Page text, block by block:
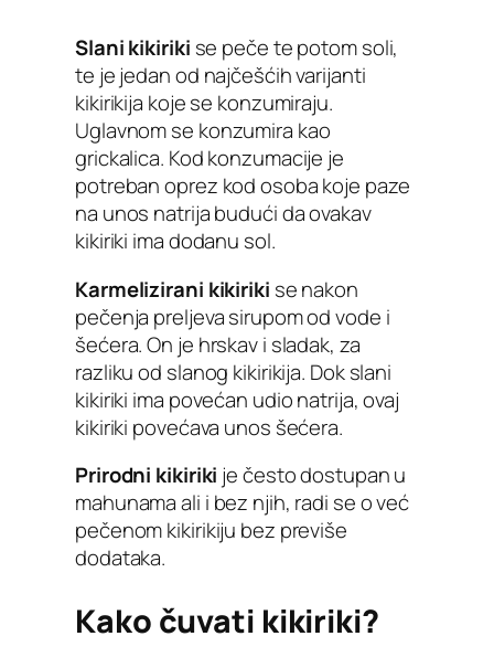
Slani kikiriki se peče te potom soli,
te je jedan od najčešćih varijanti
kikirikija koje se konzumiraju.
Uglavnom se konzumira kao
grickalica. Kod konzumacije je
potreban oprez kod osoba koje paze
na unos natrija budući da ovakav
kikiriki ima dodanu sol.
Karmelizirani kikiriki se nakon
pečenja preljeva sirupom od vode i
šećera. On je hrskav i sladak, za
razliku od slanog kikirikija. Dok slani
kikiriki ima povećan udio natrija, ovaj
kikiriki povećava unos šećera.
Prirodni kikiriki je često dostupan u
mahunama ali i bez njih, radi se o već
pečenom kikirikiju bez previše
dodataka.
Kako čuvati kikiriki?